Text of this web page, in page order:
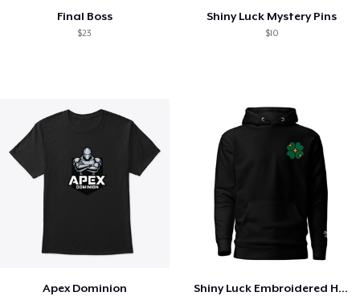
Final Boss
$23
Shiny Luck Mystery Pins
$10
Apex Dominion Shiny Luck Embroidered Hoodie